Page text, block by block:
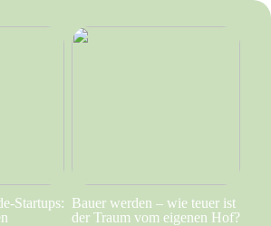
Startups: Bauer werden – wie teuer ist
der Traum vom eigenen Hof?